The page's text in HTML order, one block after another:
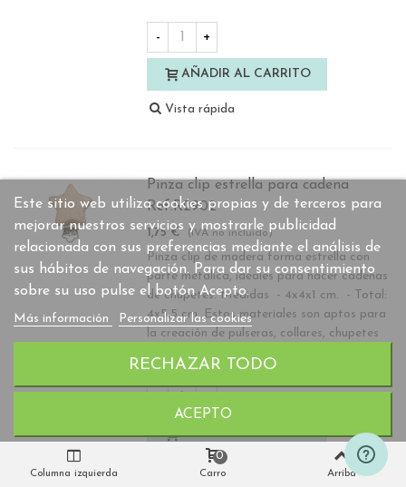
- +
AÑADIR AL CARRITO
Vista rápida
Pinza clip estrella para cadena
Ref.R2902
1,75 € (IVA no incluido)
Pinza clip de madera forma estrella con
parte metálica, ideales para hacer cadenas
de chupetes. Medidas - 4x4x1 cm. - Total:
4x5,5 cm. Estos materiales son aptos para
la creación de pulseras, collares, chupetes
AÑADIR AL CARRITO
Vista rápida
Este sitio web utiliza cookies propias y de terceros para
mejorar nuestros servicios y mostrarle publicidad
relacionada con sus preferencias mediante el análisis de
sus hábitos de navegación. Para dar su consentimiento
sobre su uso pulse el botón Acepto.
Más información Personalizar las cookies
RECHAZAR TODO
ACEPTO
Columna izquierda Carro
0
Arriba